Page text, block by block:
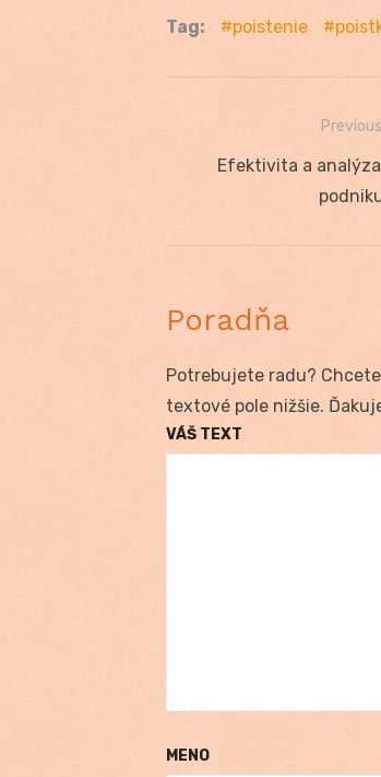
Tag: poistenie
Navigácia
Previous
Previous
Efektivita a
Poradňa
Potrebujete radu?
textové pole nižšie.
VÁŠ TEXT
MENO